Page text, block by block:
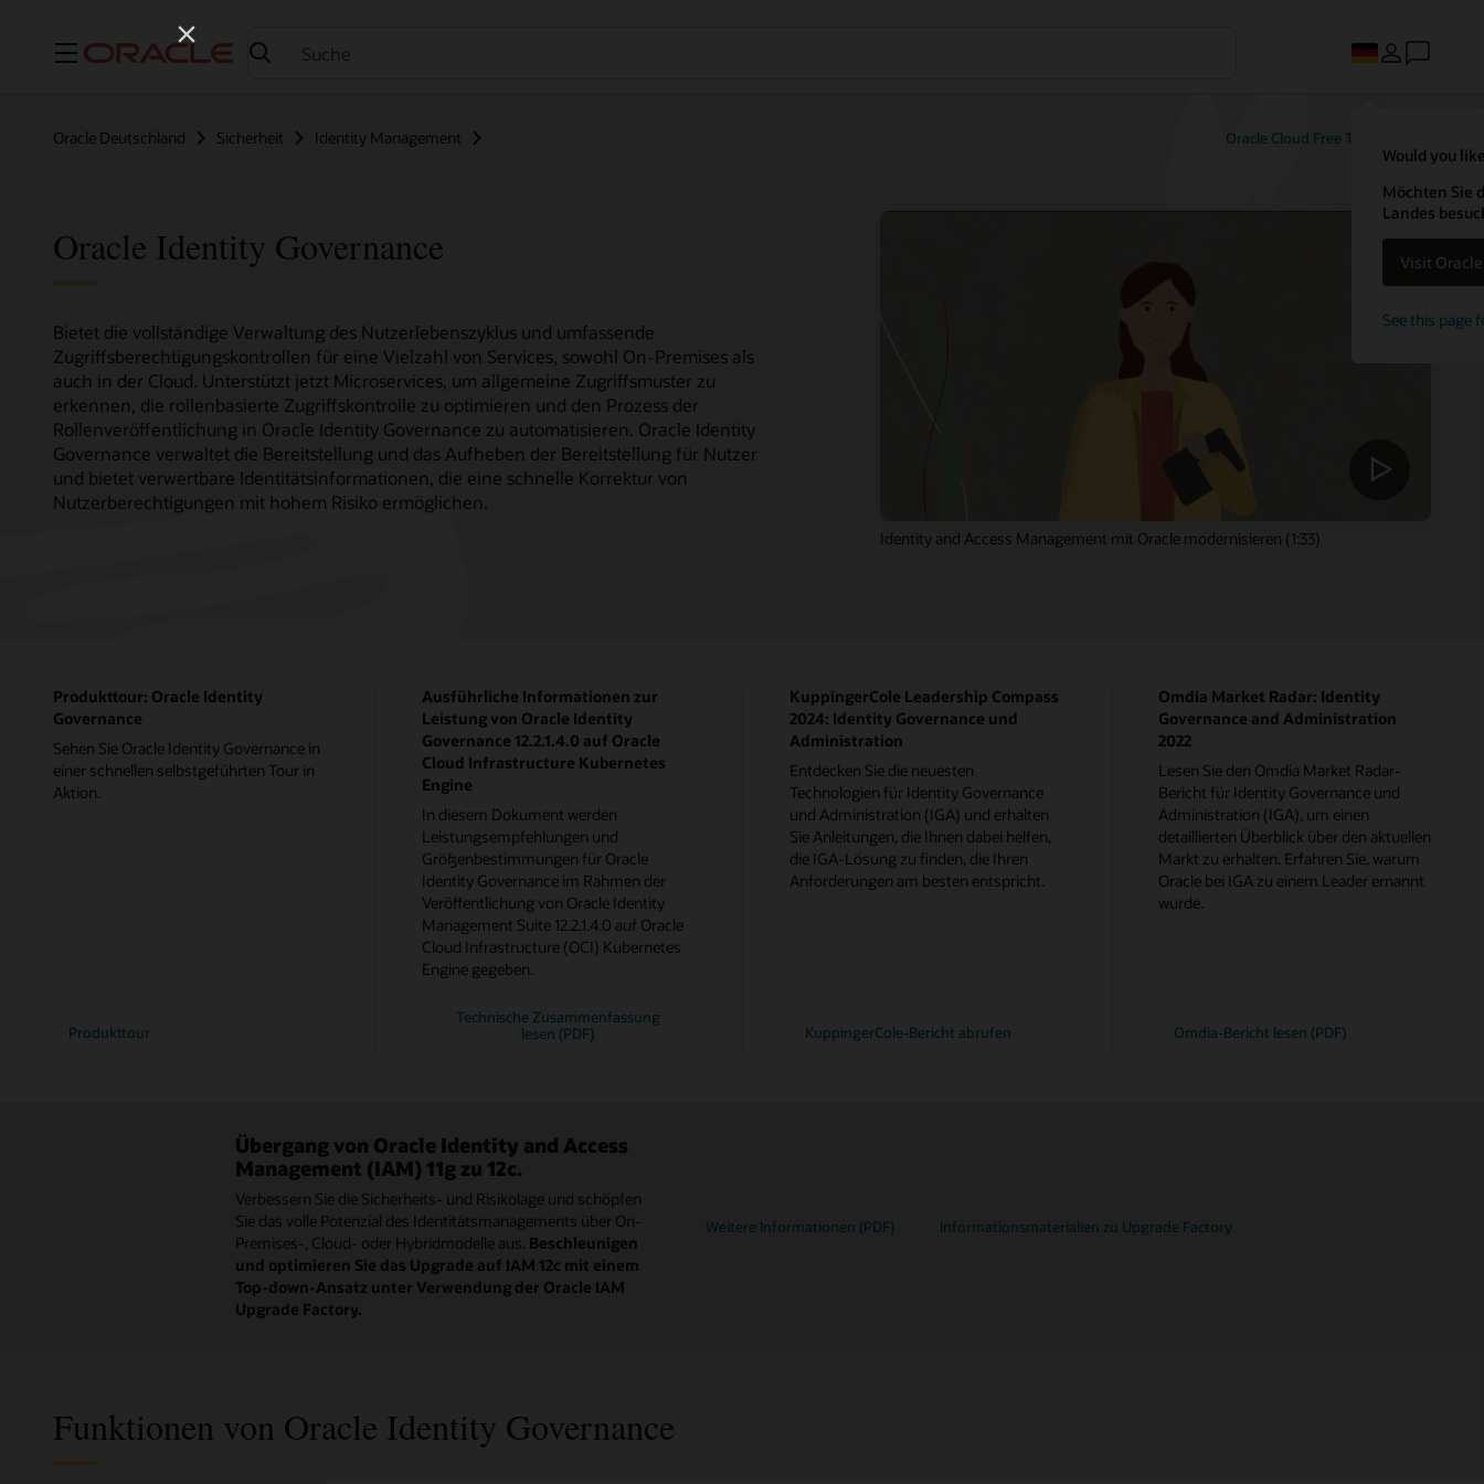
Menü
Would you
Möchten Sie
Landes
Visit
See this page
Oracle Deutschland Sicherheit Identity Management Oracle Cloud Free Tier testen
Oracle Identity Governance
Bietet die vollständige Verwaltung des Nutzerlebenszyklus und umfassende
Zugriffsberechtigungskontrollen für eine Vielzahl von Services, sowohl On-Premises als
auch in der Cloud. Unterstützt jetzt Microservices, um allgemeine Zugriffsmuster zu
erkennen, die rollenbasierte Zugriffskontrolle zu optimieren und den Prozess der
Rollenveröffentlichung in Oracle Identity Governance zu automatisieren. Oracle Identity
Governance verwaltet die Bereitstellung und das Aufheben der Bereitstellung für Nutzer
und bietet verwertbare Identitätsinformationen, die eine schnelle Korrektur von
Nutzerberechtigungen mit hohem Risiko ermöglichen.
Identity and Access Management mit Oracle modernisieren (1:33)
Produkttour: Oracle Identity
Governance
Sehen Sie Oracle Identity Governance in
einer schnellen selbstgeführten Tour in
Aktion.
Produkttour
Ausführliche Informationen zur
Leistung von Oracle Identity
Governance 12.2.1.4.0 auf Oracle
Cloud Infrastructure Kubernetes
Engine
In diesem Dokument werden
Leistungsempfehlungen und
Größenbestimmungen für Oracle
Identity Governance im Rahmen der
Veröffentlichung von Oracle Identity
Management Suite 12.2.1.4.0 auf Oracle
Cloud Infrastructure (OCI) Kubernetes
Engine gegeben.
Technische Zusammenfassung
lesen (PDF)
KuppingerCole Leadership Compass
2024: Identity Governance und
Administration
Entdecken Sie die neuesten
Technologien für Identity Governance
und Administration (IGA) und erhalten
Sie Anleitungen, die Ihnen dabei helfen,
die IGA-Lösung zu finden, die Ihren
Anforderungen am besten entspricht.
KuppingerCole-Bericht abrufen
Omdia Market Radar: Identity
Governance and Administration
2022
Lesen Sie den Omdia Market Radar-
Bericht für Identity Governance und
Administration (IGA), um einen
detaillierten Überblick über den aktuellen
Markt zu erhalten. Erfahren Sie, warum
Oracle bei IGA zu einem Leader ernannt
wurde.
Omdia-Bericht lesen (PDF)
Übergang von Oracle Identity and Access
Management (IAM) 11g zu 12c.
Verbessern Sie die Sicherheits- und Risikolage und schöpfen
Sie das volle Potenzial des Identitätsmanagements über On-
Premises-, Cloud- oder Hybridmodelle aus. Beschleunigen
und optimieren Sie das Upgrade auf IAM 12c mit einem
Top-down-Ansatz unter Verwendung der Oracle IAM
Upgrade Factory.
Weitere Informationen (PDF) Informationsmaterialien zu Upgrade Factory
Funktionen von Oracle Identity Governance